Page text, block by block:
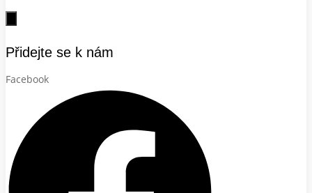
Přidejte se k nám
Facebook